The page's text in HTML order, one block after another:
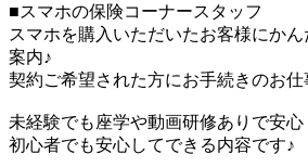
■スマホの保険コーナースタッフ
スマホを購入いただいたお客様にか
案内♪
契約ご希望された方にお手続きのお
未経験でも座学や動画研修ありで安心
初心者でも安心してできる内容です♪